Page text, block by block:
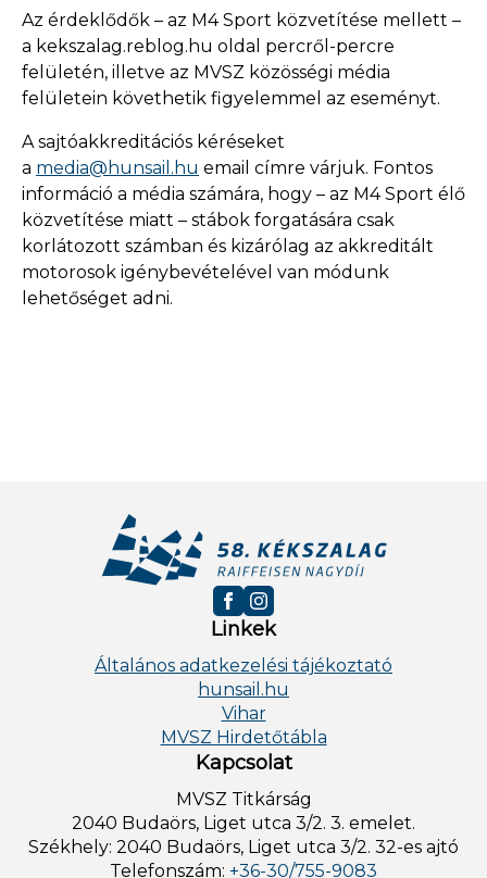
Az érdeklődők – az M4 Sport közvetítése mellett –
a kekszalag.reblog.hu oldal percről-percre
felületén, illetve az MVSZ közösségi média
felületein követhetik figyelemmel az eseményt.
A sajtóakkreditációs kéréseket
a media@hunsail.hu email címre várjuk. Fontos
információ a média számára, hogy – az M4 Sport élő
közvetítése miatt – stábok forgatására csak
korlátozott számban és kizárólag az akkreditált
motorosok igénybevételével van módunk
lehetőséget adni.
Linkek
Általános adatkezelési tájékoztató
hunsail.hu
Vihar
MVSZ Hirdetőtábla
Kapcsolat
MVSZ Titkárság
2040 Budaörs, Liget utca 3/2. 3. emelet.
Székhely: 2040 Budaörs, Liget utca 3/2. 32-es ajtó
Telefonszám: +36-30/755-9083